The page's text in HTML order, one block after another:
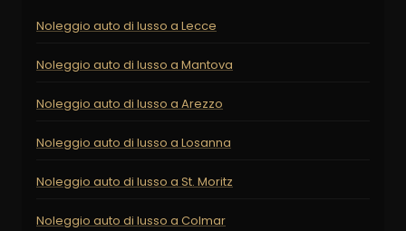
Noleggio auto di lusso a Lecce
Noleggio auto di lusso a Mantova
Noleggio auto di lusso a Arezzo
Noleggio auto di lusso a Losanna
Noleggio auto di lusso a St. Moritz
Noleggio auto di lusso a Colmar